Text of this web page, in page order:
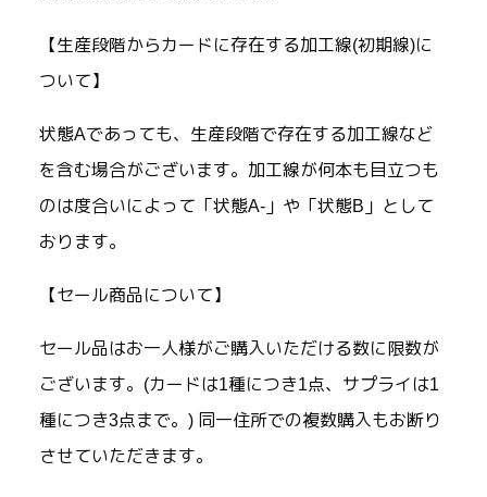
【生産段階からカードに存在する加工線(初期線)に
ついて】
状態Aであっても、生産段階で存在する加工線など
を含む場合がございます。加工線が何本も目立つも
のは度合いによって「状態A-」や「状態B」として
おります。
【セール商品について】
セール品はお一人様がご購入いただける数に限数が
ございます。(カードは1種につき1点、サプライは1
種につき3点まで。) 同一住所での複数購入もお断り
させていただきます。